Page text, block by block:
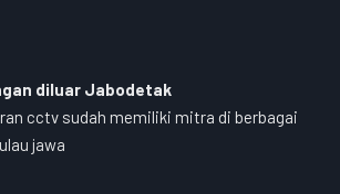
diluar Jabodetak
cctv sudah memiliki mitra di berbagai
jawa